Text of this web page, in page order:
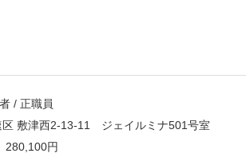
/ 正職員
区 敷津西2-13-11 ジェイルミナ501号室
280,100円